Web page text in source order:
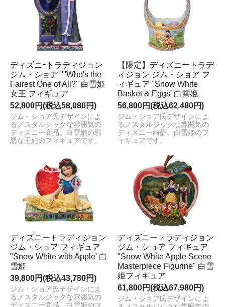
ディズニｰトラディジョン
ジム・ショア ""Who's the
Fairest One of All?" 白雪姫
女王 フィギュア
52,800円(税込58,080円)
ジム・ショア氏デザインによ
るノスタルジックな雰囲気の
ディズニー商品。白雪姫の邪
悪な王妃のフィギュアです。
【限定】ディズニートラデ
ィジョン ジム・ショア フ
ィギュア "Snow White
Basket & Eggs' 白雪姫
56,800円(税込62,480円)
ジム・ショア氏デザインによ
るノスタルジックな雰囲気の
ディズニー商品。白雪姫のフ
ィギュアです。
ディズニートラディジョン
ジム・ショア フィギュア
"Snow White with Apple' 白
雪姫
39,800円(税込43,780円)
ジム・ショア氏デザインによ
るノスタルジックな雰囲気の
ディズニー商品。白雪姫のフ
ディズニートラディジョン
ジム・ショア フィギュア
"Snow White Apple Scene
Masterpiece Figurine" 白雪
姫フィギュア
61,800円(税込67,980円)
ジム・ショア氏デザインによ